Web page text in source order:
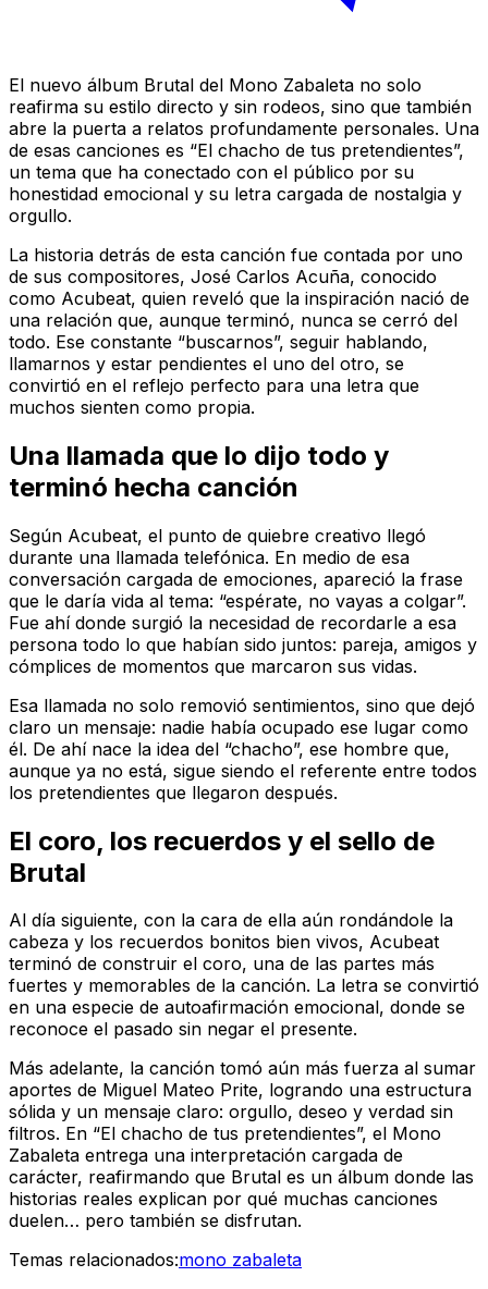
El nuevo álbum Brutal del Mono Zabaleta no solo
reafirma su estilo directo y sin rodeos, sino que también
abre la puerta a relatos profundamente personales. Una
de esas canciones es “El chacho de tus pretendientes”,
un tema que ha conectado con el público por su
honestidad emocional y su letra cargada de nostalgia y
orgullo.
La historia detrás de esta canción fue contada por uno
de sus compositores, José Carlos Acuña, conocido
como Acubeat, quien reveló que la inspiración nació de
una relación que, aunque terminó, nunca se cerró del
todo. Ese constante “buscarnos”, seguir hablando,
llamarnos y estar pendientes el uno del otro, se
convirtió en el reflejo perfecto para una letra que
muchos sienten como propia.
Una llamada que lo dijo todo y
terminó hecha canción
Según Acubeat, el punto de quiebre creativo llegó
durante una llamada telefónica. En medio de esa
conversación cargada de emociones, apareció la frase
que le daría vida al tema: “espérate, no vayas a colgar”.
Fue ahí donde surgió la necesidad de recordarle a esa
persona todo lo que habían sido juntos: pareja, amigos y
cómplices de momentos que marcaron sus vidas.
Esa llamada no solo removió sentimientos, sino que dejó
claro un mensaje: nadie había ocupado ese lugar como
él. De ahí nace la idea del “chacho”, ese hombre que,
aunque ya no está, sigue siendo el referente entre todos
los pretendientes que llegaron después.
El coro, los recuerdos y el sello de
Brutal
Al día siguiente, con la cara de ella aún rondándole la
cabeza y los recuerdos bonitos bien vivos, Acubeat
terminó de construir el coro, una de las partes más
fuertes y memorables de la canción. La letra se convirtió
en una especie de autoafirmación emocional, donde se
reconoce el pasado sin negar el presente.
Más adelante, la canción tomó aún más fuerza al sumar
aportes de Miguel Mateo Prite, logrando una estructura
sólida y un mensaje claro: orgullo, deseo y verdad sin
filtros. En “El chacho de tus pretendientes”, el Mono
Zabaleta entrega una interpretación cargada de
carácter, reafirmando que Brutal es un álbum donde las
historias reales explican por qué muchas canciones
duelen… pero también se disfrutan.
Temas relacionados:mono zabaleta